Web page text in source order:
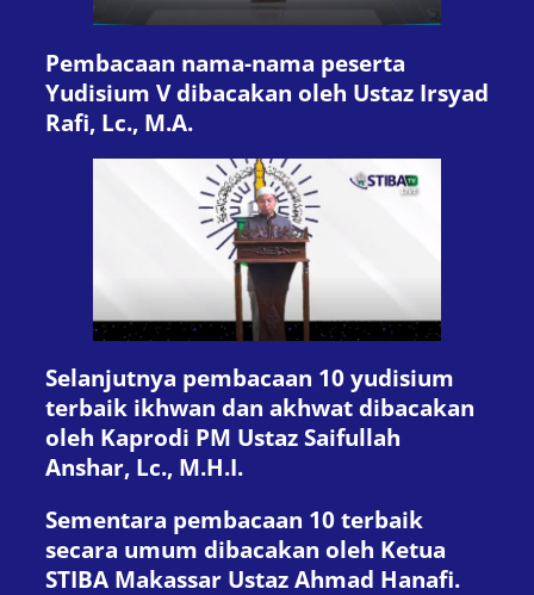
Pembacaan nama-nama peserta
Yudisium V dibacakan oleh Ustaz Irsyad
Rafi, Lc., M.A.
Selanjutnya pembacaan 10 yudisium
terbaik ikhwan dan akhwat dibacakan
oleh Kaprodi PM Ustaz Saifullah
Anshar, Lc., M.H.I.
Sementara pembacaan 10 terbaik
secara umum dibacakan oleh Ketua
STIBA Makassar Ustaz Ahmad Hanafi.